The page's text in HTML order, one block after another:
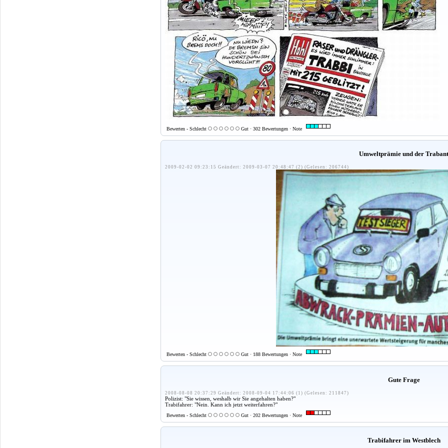
Bewerten - Schlecht Gut · 302 Bewertungen · Note
Umweltprämie und der
2009-02-02 09:23:15 Geändert: 2009-03-07 20:48:47 (2) (Gelesen: 206744)
Bewerten - Schlecht Gut · 188 Bewertungen · Note
Gute Frage
2008-08-08 20:37:29 Geändert: 2008-09-04 17:44:06 (1) (Gelesen: 211847)
Polizist: "Sie wissen, weshalb wir Sie angehalten haben?"
Trabifahrer: "Nein. Kann ich jetzt weiterfahren?"
Bewerten - Schlecht Gut · 202 Bewertungen · Note
Trabifahrer im Westblech